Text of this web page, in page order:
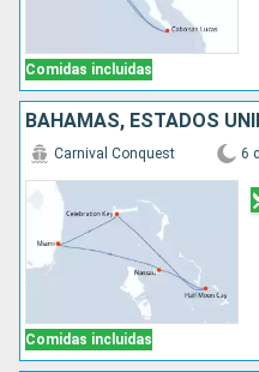
Comidas incluidas
BAHAMAS, ESTADOS
Comidas incluidas
Carnival Conquest 6 d